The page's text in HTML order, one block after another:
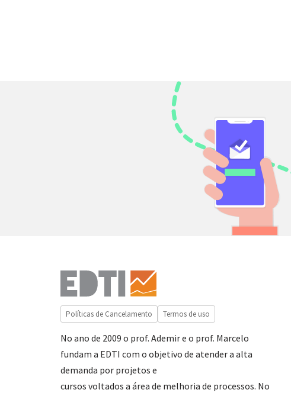
Políticas de Cancelamento Termos de uso
No ano de 2009 o prof. Ademir e o prof. Marcelo
fundam a EDTI com o objetivo de atender a alta
demanda por projetos e
cursos voltados a área de melhoria de processos. No